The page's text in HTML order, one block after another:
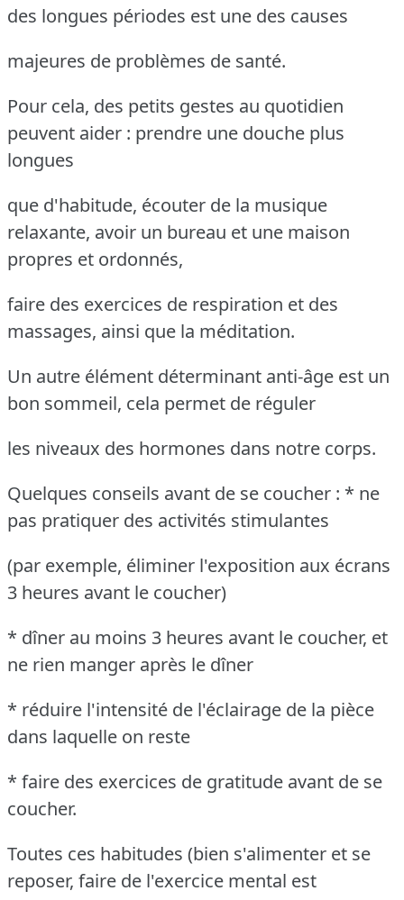
des longues périodes est une des causes
majeures de problèmes de santé.
Pour cela, des petits gestes au quotidien
peuvent aider : prendre une douche plus
longues
que d'habitude, écouter de la musique
relaxante, avoir un bureau et une maison
propres et ordonnés,
faire des exercices de respiration et des
massages, ainsi que la méditation.
Un autre élément déterminant anti-âge est un
bon sommeil, cela permet de réguler
les niveaux des hormones dans notre corps.
Quelques conseils avant de se coucher : * ne
pas pratiquer des activités stimulantes
(par exemple, éliminer l'exposition aux écrans
3 heures avant le coucher)
* dîner au moins 3 heures avant le coucher, et
ne rien manger après le dîner
* réduire l'intensité de l'éclairage de la pièce
dans laquelle on reste
* faire des exercices de gratitude avant de se
coucher.
Toutes ces habitudes (bien s'alimenter et se
reposer, faire de l'exercice mental est